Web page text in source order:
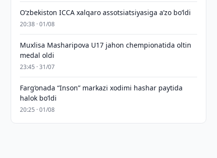
O‘zbekiston ICCA xalqaro assotsiatsiyasiga aʼzo bo‘ldi
20:38 · 01/08
Muxlisa Masharipova U17 jahon chempionatida oltin
medal oldi
23:45 · 31/07
Farg‘onada “Inson” markazi xodimi hashar paytida
halok bo‘ldi
20:25 · 01/08